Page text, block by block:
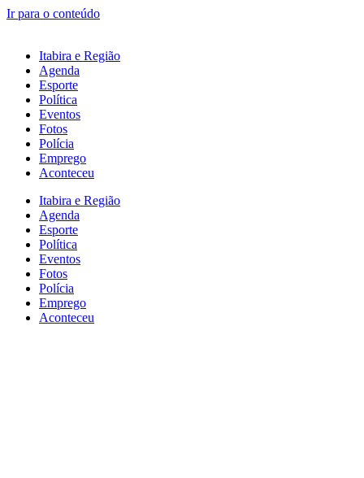
Ir para o conteúdo
Itabira e Região
Agenda
Esporte
Política
Eventos
Fotos
Polícia
Emprego
Aconteceu
Itabira e Região
Agenda
Esporte
Política
Eventos
Fotos
Polícia
Emprego
Aconteceu